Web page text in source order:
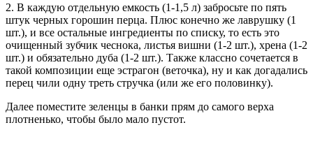
2. В каждую отдельную емкость (1-1,5 л) забросьте по пять
штук черных горошин перца. Плюс конечно же лаврушку (1
шт.), и все остальные ингредиенты по списку, то есть это
очищенный зубчик чеснока, листья вишни (1-2 шт.), хрена (1-2
шт.) и обязательно дуба (1-2 шт.). Также классно сочетается в
такой композиции еще эстрагон (веточка), ну и как догадались
перец чили одну треть стручка (или же его половинку).
Далее поместите зеленцы в банки прям до самого верха
плотненько, чтобы было мало пустот.